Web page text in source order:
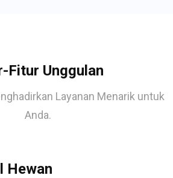
Fitur Unggulan
Layanan Menarik untuk
Anda.
Hewan